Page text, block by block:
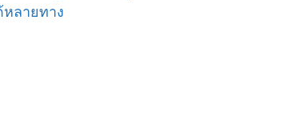
หลายทาง